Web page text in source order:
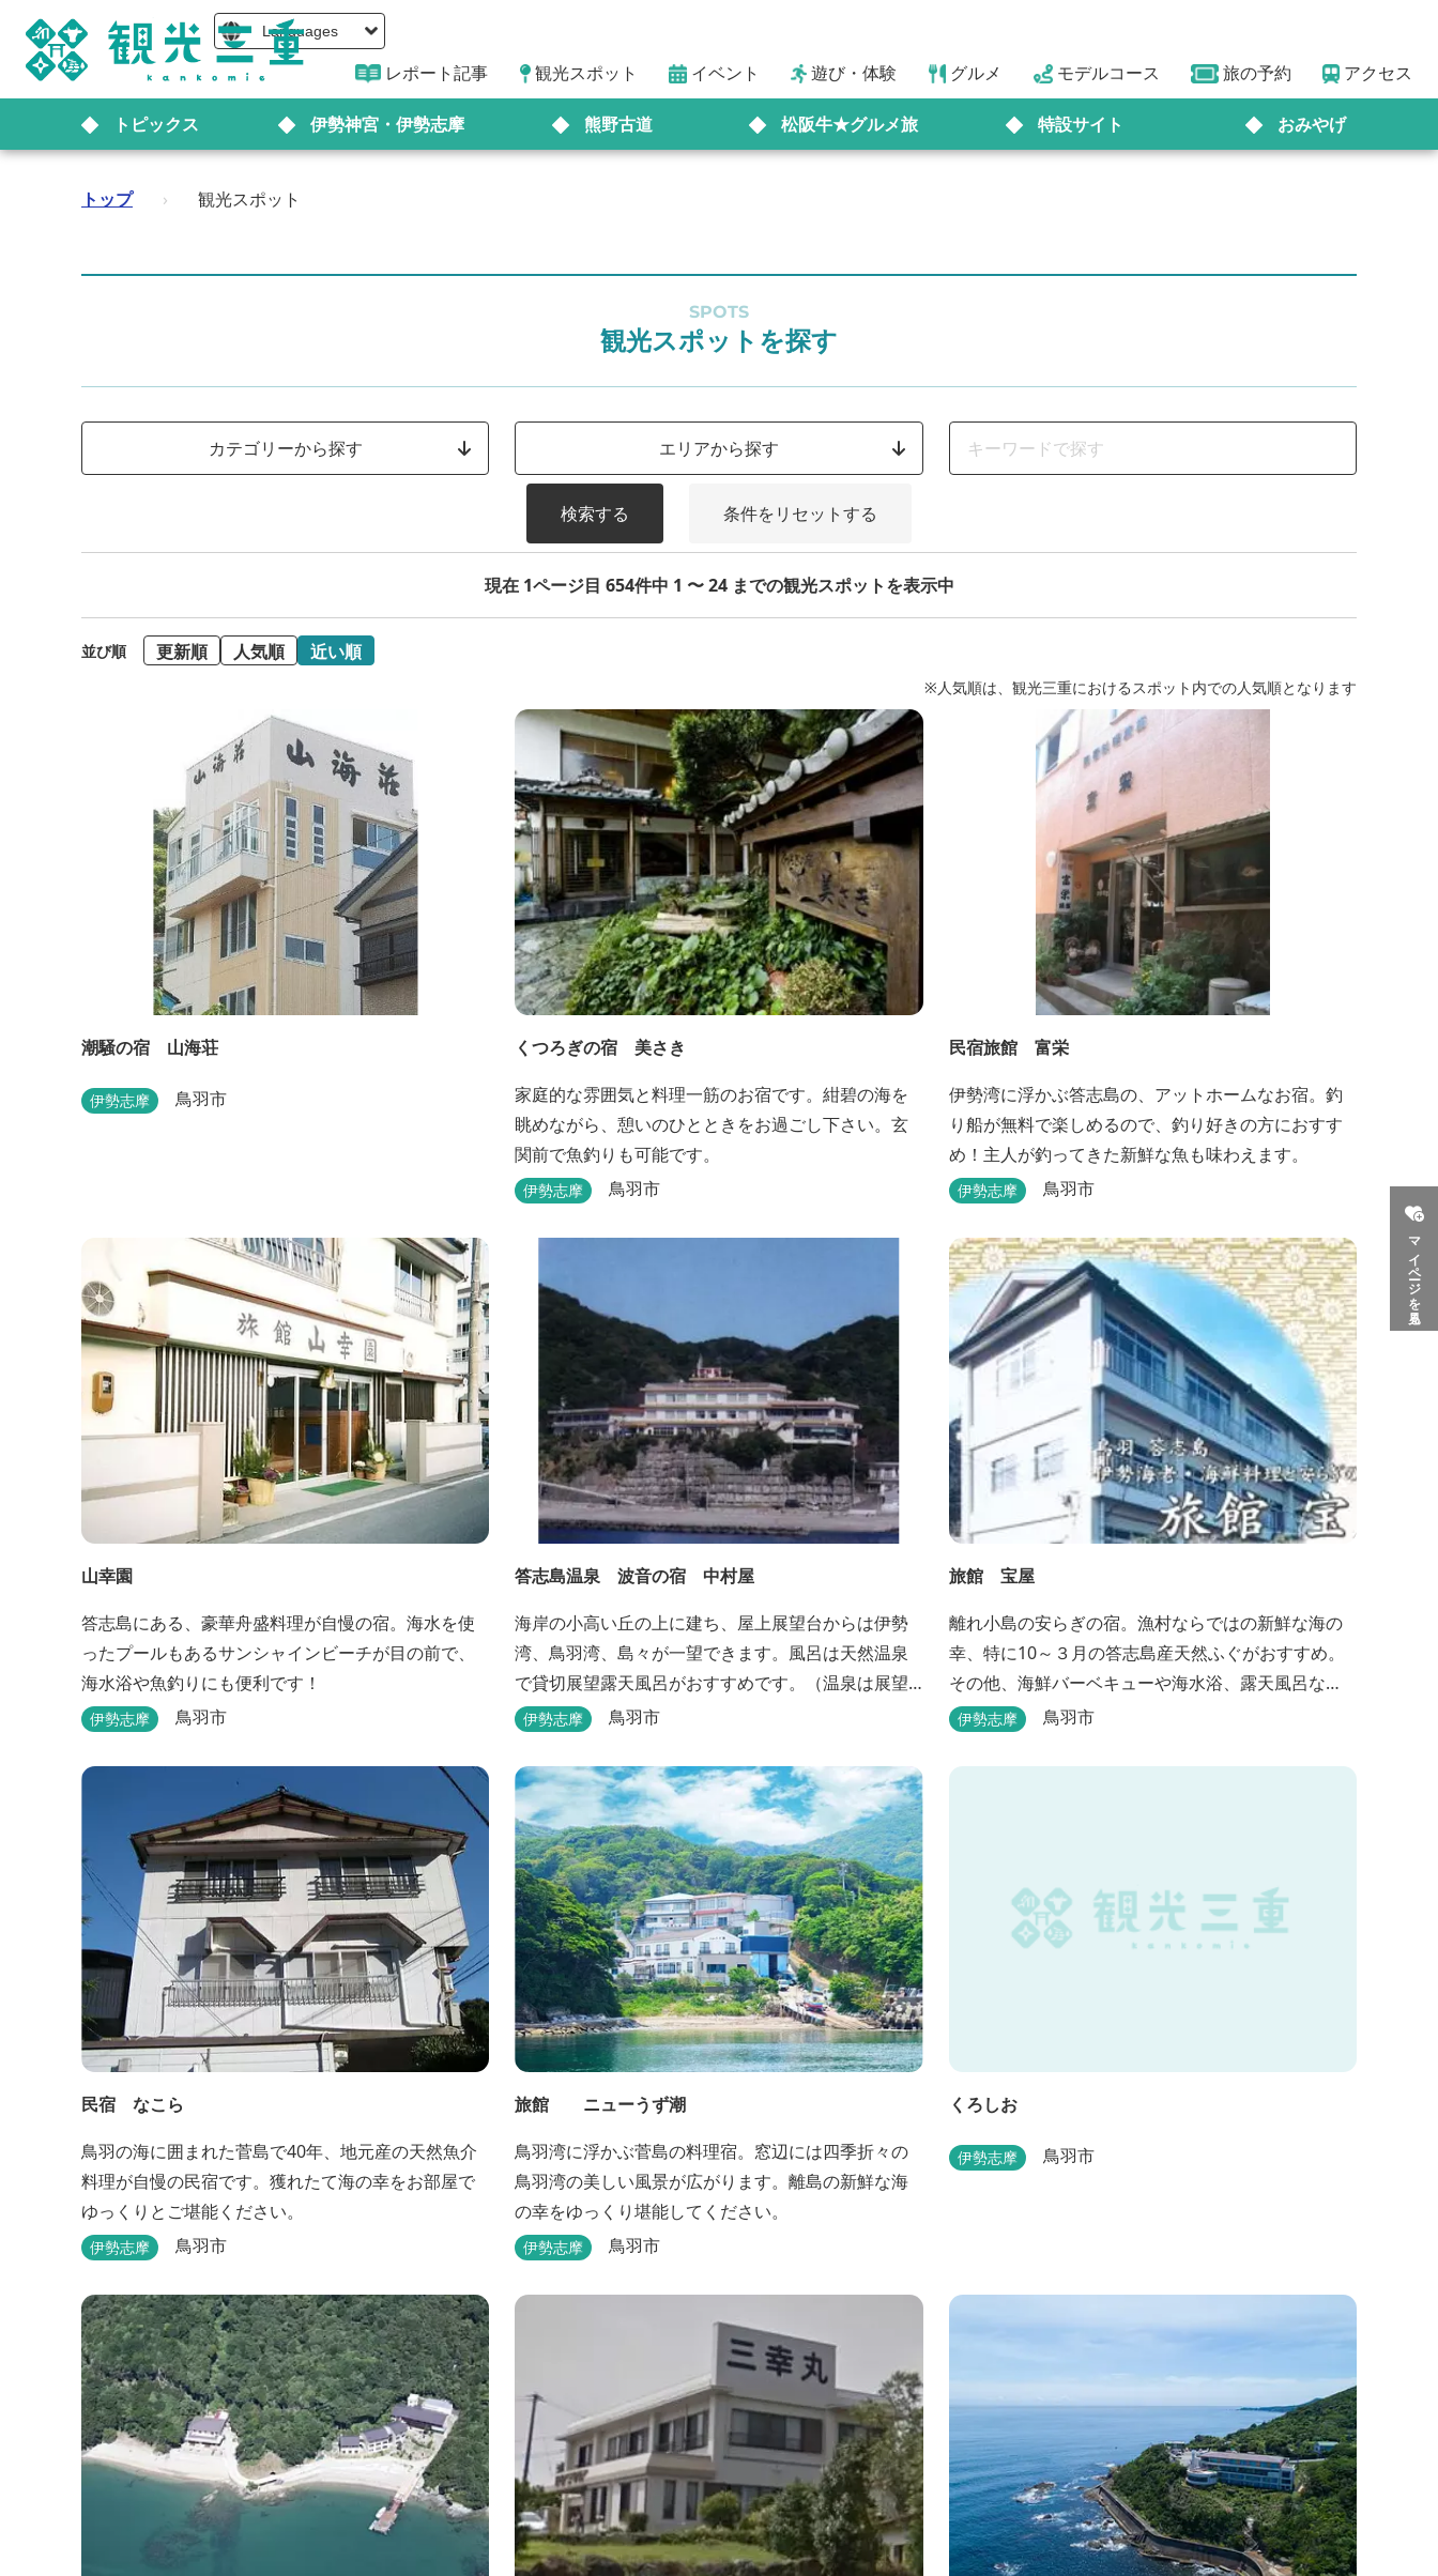
Languages
レポート記事 観光スポット イベント 遊び・体験 グルメ モデルコース 旅の予約 アクセス
トピックス 伊勢神宮・伊勢志摩 熊野古道 松阪牛★グルメ旅 特設サイト おみやげ
マイページを見る
トップ › 観光スポット
SPOTS
観光スポットを探す
カテゴリーから探す エリアから探す
検索する 条件をリセットする
現在 1ページ目 654件中 1 〜 24 までの観光スポットを表示中
並び順 更新順 人気順 近い順
※人気順は、観光三重におけるスポット内での人気順となります
潮騒の宿 山海荘
伊勢志摩 鳥羽市
くつろぎの宿 美さき
家庭的な雰囲気と料理一筋のお宿です。紺碧の海を
眺めながら、憩いのひとときをお過ごし下さい。玄
関前で魚釣りも可能です。
伊勢志摩 鳥羽市
民宿旅館 富栄
伊勢湾に浮かぶ答志島の、アットホームなお宿。釣
り船が無料で楽しめるので、釣り好きの方におすす
め！主人が釣ってきた新鮮な魚も味わえます。
伊勢志摩 鳥羽市
山幸園
答志島にある、豪華舟盛料理が自慢の宿。海水を使
ったプールもあるサンシャインビーチが目の前で、
海水浴や魚釣りにも便利です！
伊勢志摩 鳥羽市
答志島温泉 波音の宿 中村屋
海岸の小高い丘の上に建ち、屋上展望台からは伊勢
湾、鳥羽湾、島々が一望できます。風呂は天然温泉
で貸切展望露天風呂がおすすめです。（温泉は展望
大浴場のみとなります。）
伊勢志摩 鳥羽市
旅館 宝屋
離れ小島の安らぎの宿。漁村ならではの新鮮な海の
幸、特に10～３月の答志島産天然ふぐがおすすめ。
その他、海鮮バーベキューや海水浴、露天風呂な
ど。
伊勢志摩 鳥羽市
民宿 なこら
鳥羽の海に囲まれた菅島で40年、地元産の天然魚介
料理が自慢の民宿です。獲れたて海の幸をお部屋で
ゆっくりとご堪能ください。
伊勢志摩 鳥羽市
旅館 ニューうず潮
鳥羽湾に浮かぶ菅島の料理宿。窓辺には四季折々の
鳥羽湾の美しい風景が広がります。離島の新鮮な海
の幸をゆっくり堪能してください。
伊勢志摩 鳥羽市
くろしお
伊勢志摩 鳥羽市